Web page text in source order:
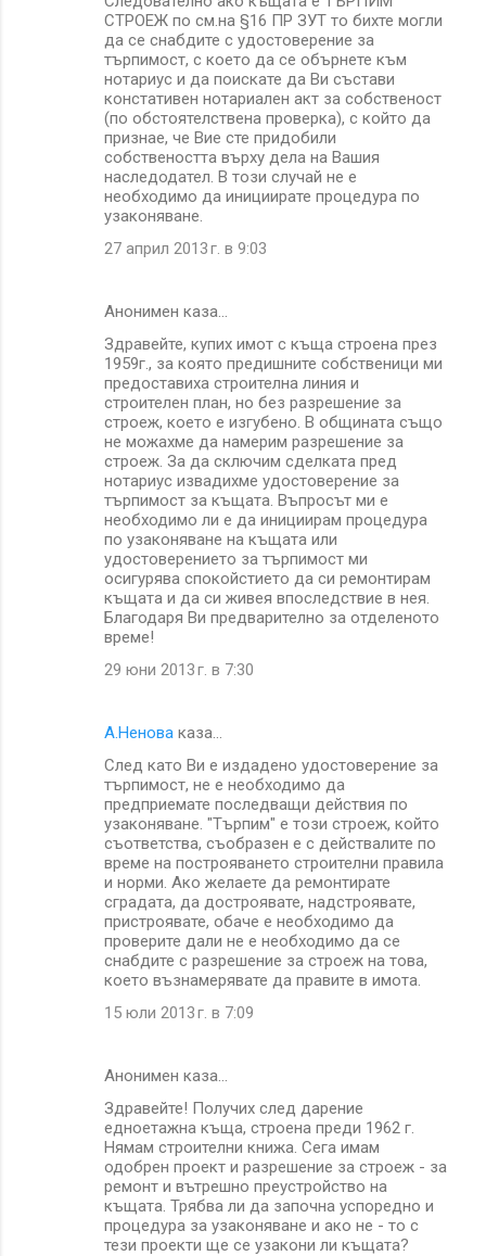
СТРОЕЖ по см.на §16 ПР ЗУТ то бихте могли
да се снабдите с удостоверение за
търпимост, с което да се обърнете към
нотариус и да поискате да Ви състави
констативен нотариален акт за собственост
(по обстоятелствена проверка), с който да
признае, че Вие сте придобили
собствеността върху дела на Вашия
наследодател. В този случай не е
необходимо да инициирате процедура по
узаконяване.
27 април 2013 г. в 9:03
Анонимен каза…
Здравейте, купих имот с къща строена през
1959г., за която предишните собственици ми
предоставиха строителна линия и
строителен план, но без разрешение за
строеж, което е изгубено. В общината също
не можахме да намерим разрешение за
строеж. За да сключим сделката пред
нотариус извадихме удостоверение за
търпимост за къщата. Въпросът ми е
необходимо ли е да инициирам процедура
по узаконяване на къщата или
удостоверението за търпимост ми
осигурява спокойстието да си ремонтирам
къщата и да си живея впоследствие в нея.
Благодаря Ви предварително за отделеното
време!
29 юни 2013 г. в 7:30
A.Ненова каза…
След като Ви е издадено удостоверение за
търпимост, не е необходимо да
предприемате последващи действия по
узаконяване. "Търпим" е този строеж, който
съответства, съобразен е с действалите по
време на построяването строителни правила
и норми. Ако желаете да ремонтирате
сградата, да достроявате, надстроявате,
пристроявате, обаче е необходимо да
проверите дали не е необходимо да се
снабдите с разрешение за строеж на това,
което възнамерявате да правите в имота.
15 юли 2013 г. в 7:09
Анонимен каза…
Здравейте! Получих след дарение
едноетажна къща, строена преди 1962 г.
Нямам строителни книжа. Сега имам
одобрен проект и разрешение за строеж - за
ремонт и вътрешно преустройство на
къщата. Трябва ли да започна успоредно и
процедура за узаконяване и ако не - то с
тези проекти ще се узакони ли къщата?